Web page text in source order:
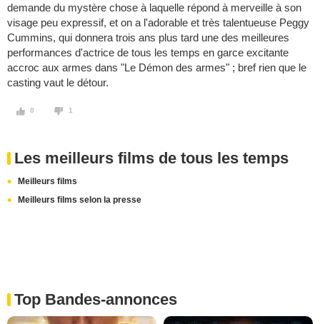
demande du mystère chose à laquelle répond à merveille à son
visage peu expressif, et on a l'adorable et très talentueuse Peggy
Cummins, qui donnera trois ans plus tard une des meilleures
performances d'actrice de tous les temps en garce excitante
accroc aux armes dans "Le Démon des armes" ; bref rien que le
casting vaut le détour.
0 1
Les meilleurs films de tous les temps
Meilleurs films
Meilleurs films selon la presse
Top Bandes-annonces